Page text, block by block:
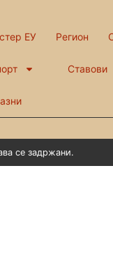
ЕУ Регион
Ставови
се задржани.